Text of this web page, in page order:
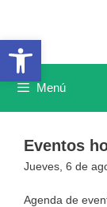
Abrir barra de
contenido
Menú
Eventos
Jueves, 6 de
Agenda de